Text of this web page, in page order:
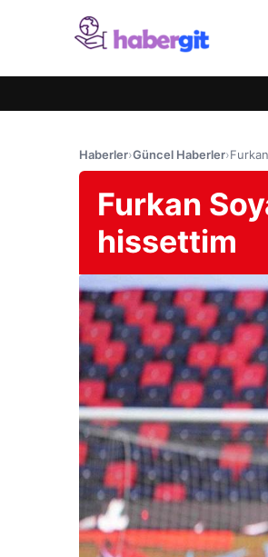
Haberler›Güncel Haberler›
Furkan
hissettim